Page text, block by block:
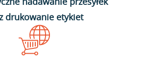
drukowanie etykiet